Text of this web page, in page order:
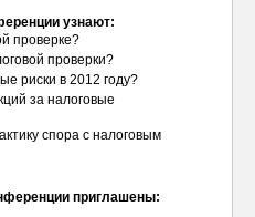
узнают:
проверке?
проверки?
риски в 2012 году?
за налоговые
спора с налоговым
приглашены: